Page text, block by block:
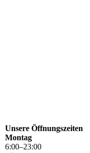
Unsere Öffnungszeiten
Montag
6:00–23:00